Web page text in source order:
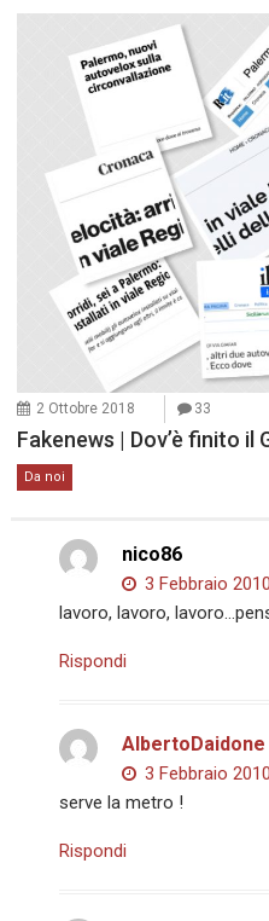
2 Ottobre 2018 33
Fakenews | Dov’è finito il
Da noi
nico86
3 Febbraio
lavoro, lavoro,
Rispondi
AlbertoDaidone
3 Febbraio
serve la metro !
Rispondi